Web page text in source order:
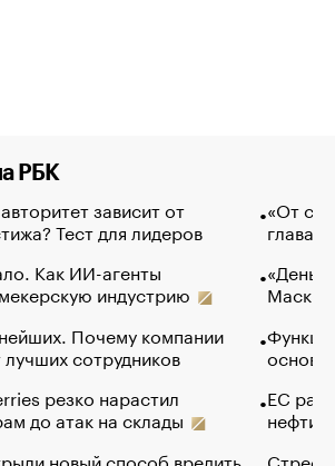
РБК
зависит от
Тест для лидеров
Как ИИ-агенты
индустрию
Почему компании
сотрудников
резко нарастил
до атак на склады
новый способ вредить
«От
глава
Маск в
основ
ЕС
нефти